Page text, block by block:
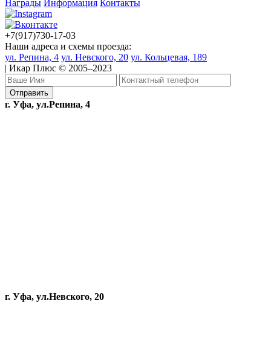
Награды Информация Контакты
+7(917)730-17-03
Наши адреса и схемы проезда:
ул. Репина, 4 ул. Невского, 20 ул. Кольцевая, 189
| Икар Плюс © 2005–2023
г. Уфа, ул.Репина, 4
г. Уфа, ул.Невского, 20